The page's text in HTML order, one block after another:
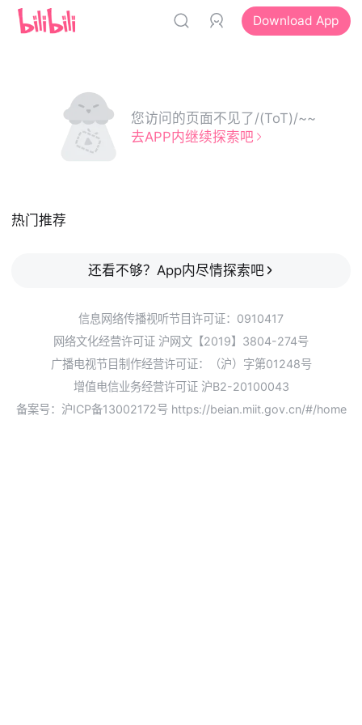
Download App
您访问的页面不见了/(ToT)/~~
去APP内继续探索吧
热门推荐
还看不够？App内尽情探索吧
信息网络传播视听节目许可证：0910417
网络文化经营许可证 沪网文【2019】3804-274号
广播电视节目制作经营许可证：（沪）字第01248号
增值电信业务经营许可证 沪B2-20100043
备案号：沪ICP备13002172号 https://beian.miit.gov.cn/#/home